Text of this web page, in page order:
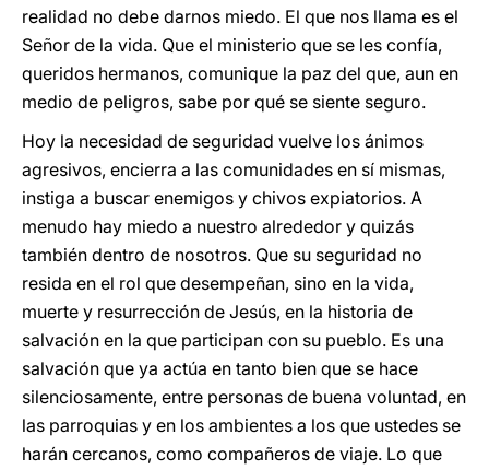
realidad no debe darnos miedo. El que nos llama es el
Señor de la vida. Que el ministerio que se les confía,
queridos hermanos, comunique la paz del que, aun en
medio de peligros, sabe por qué se siente seguro.
Hoy la necesidad de seguridad vuelve los ánimos
agresivos, encierra a las comunidades en sí mismas,
instiga a buscar enemigos y chivos expiatorios. A
menudo hay miedo a nuestro alrededor y quizás
también dentro de nosotros. Que su seguridad no
resida en el rol que desempeñan, sino en la vida,
muerte y resurrección de Jesús, en la historia de
salvación en la que participan con su pueblo. Es una
salvación que ya actúa en tanto bien que se hace
silenciosamente, entre personas de buena voluntad, en
las parroquias y en los ambientes a los que ustedes se
harán cercanos, como compañeros de viaje. Lo que